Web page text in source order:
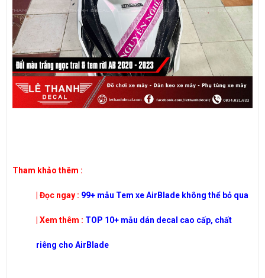
​Tham khảo thêm :
| Đọc ngay : 99+ mẫu Tem xe AirBlade không thể bỏ qua
| Xem thêm : TOP 10+ mẫu dán decal cao cấp, chất
riêng cho AirBlade